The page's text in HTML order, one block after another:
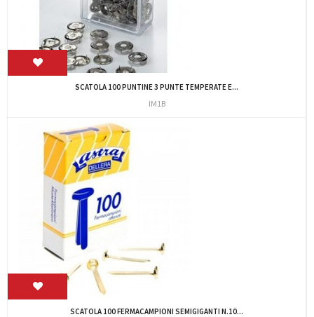
SCATOLA 100 PUNTINE 3 PUNTE TEMPERATE E...
IM1B
SCATOLA 100 FERMACAMPIONI SEMIGIGANTI N.10...